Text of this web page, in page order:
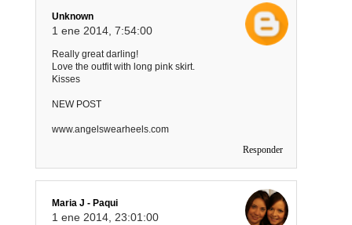
Unknown
1 ene 2014, 7:54:00
Really great darling!
Love the outfit with long pink skirt.
Kisses
NEW POST
www.angelswearheels.com
Responder
Maria J - Paqui
1 ene 2014, 23:01:00